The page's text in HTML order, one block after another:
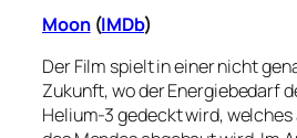
Moon(IMDb)
Der Film spielt in einer nicht
Zukunft, wo der Energiebedarf
Helium-3 gedeckt wird,